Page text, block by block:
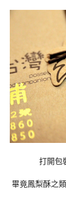
打開包
畢竟鳳梨酥之